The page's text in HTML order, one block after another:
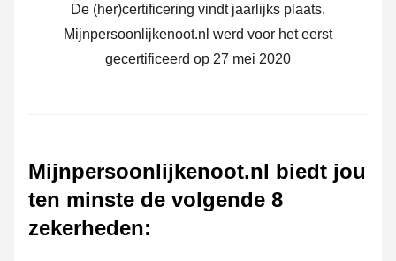
De (her)certificering vindt jaarlijks plaats.
Mijnpersoonlijkenoot.nl werd voor het eerst
gecertificeerd op 27 mei 2020
Mijnpersoonlijkenoot.nl biedt jou
ten minste de volgende 8
zekerheden: